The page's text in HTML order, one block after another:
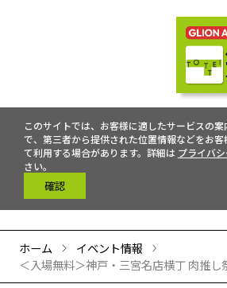
このサイトでは、お客様に適したサービスの
で、第三者から提供された位置情報などをお
て利用する場合があります。詳細は プライバ
さい。
確認
ホーム
イベント情報
＜入場無料＞神戸・三宮名店横丁 肉推し